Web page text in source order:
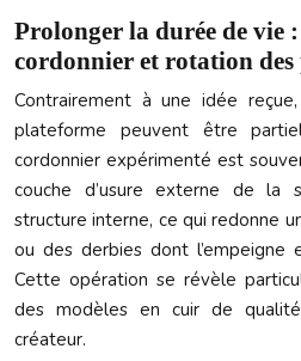
Prolonger la durée de vie :
cordonnier et rotation des
Contrairement à une idée
plateforme peuvent être
cordonnier expérimenté est
couche d’usure externe de la
structure interne, ce qui redonne
ou des derbies dont
Cette opération se révèle
des modèles en cuir de
créateur.